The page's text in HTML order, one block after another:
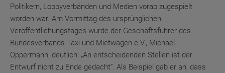
Politikern, Lobbyverbänden und Medien vorab zugespielt
worden war. Am Vormittag des ursprünglichen
Veröffentlichungstages wurde der Geschäftsführer des
Bundesverbands Taxi und Mietwagen e.V., Michael
Oppermann, deutlich: „An entscheidenden Stellen ist der
Entwurf nicht zu Ende gedacht“. Als Beispiel gab er an, dass